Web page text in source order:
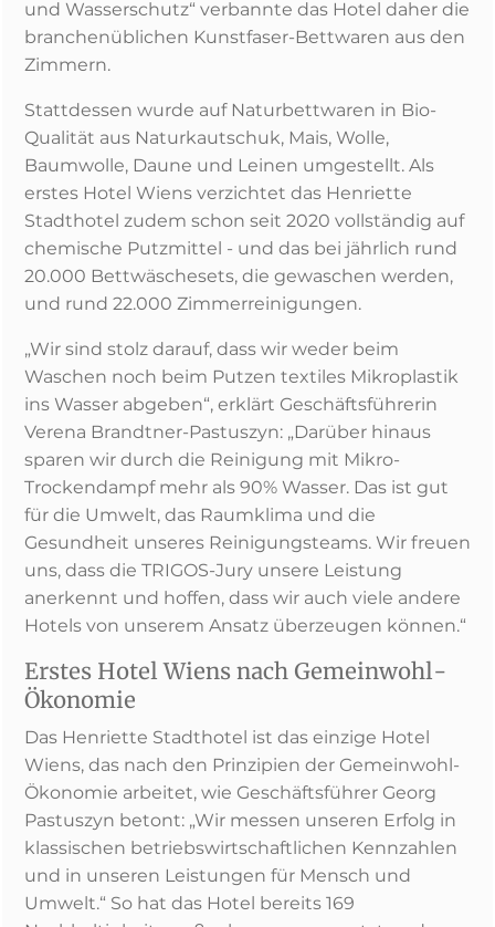
und Wasserschutz“ verbannte das Hotel daher die
branchenüblichen Kunstfaser-Bettwaren aus den
Zimmern.
Stattdessen wurde auf Naturbettwaren in Bio-
Qualität aus Naturkautschuk, Mais, Wolle,
Baumwolle, Daune und Leinen umgestellt. Als
erstes Hotel Wiens verzichtet das Henriette
Stadthotel zudem schon seit 2020 vollständig auf
chemische Putzmittel - und das bei jährlich rund
20.000 Bettwäschesets, die gewaschen werden,
und rund 22.000 Zimmerreinigungen.
„Wir sind stolz darauf, dass wir weder beim
Waschen noch beim Putzen textiles Mikroplastik
ins Wasser abgeben“, erklärt Geschäftsführerin
Verena Brandtner-Pastuszyn: „Darüber hinaus
sparen wir durch die Reinigung mit Mikro-
Trockendampf mehr als 90% Wasser. Das ist gut
für die Umwelt, das Raumklima und die
Gesundheit unseres Reinigungsteams. Wir freuen
uns, dass die TRIGOS-Jury unsere Leistung
anerkennt und hoffen, dass wir auch viele andere
Hotels von unserem Ansatz überzeugen können.“
Erstes Hotel Wiens nach Gemeinwohl-
Ökonomie
Das Henriette Stadthotel ist das einzige Hotel
Wiens, das nach den Prinzipien der Gemeinwohl-
Ökonomie arbeitet, wie Geschäftsführer Georg
Pastuszyn betont: „Wir messen unseren Erfolg in
klassischen betriebswirtschaftlichen Kennzahlen
und in unseren Leistungen für Mensch und
Umwelt.“ So hat das Hotel bereits 169